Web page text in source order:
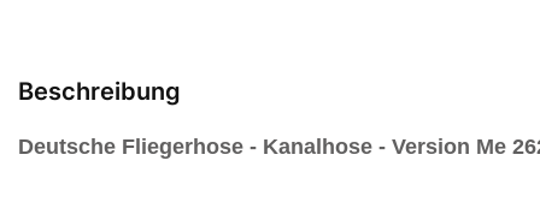
Beschreibung
Deutsche Fliegerhose - Kanalhose - Version Me